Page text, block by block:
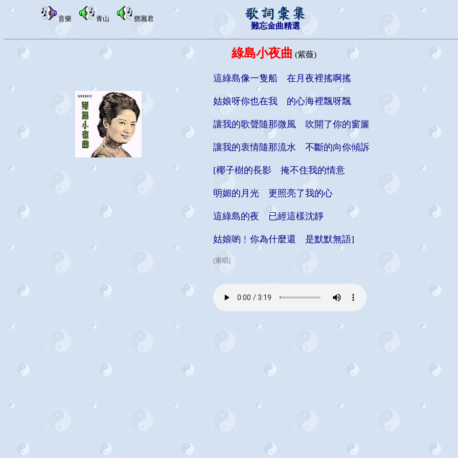
音樂 青山 鄧麗君
難忘金曲精選
綠島小夜曲 (紫薇)
這綠島像一隻船 在月夜裡搖啊搖
姑娘呀你也在我 的心海裡飄呀飄
讓我的歌聲隨那微風 吹開了你的窗簾
讓我的衷情隨那流水 不斷的向你傾訴
[椰子樹的長影 掩不住我的情意
明媚的月光 更照亮了我的心
這綠島的夜 已經這樣沈靜
姑娘喲﹗你為什麼還 是默默無語]
[重唱]